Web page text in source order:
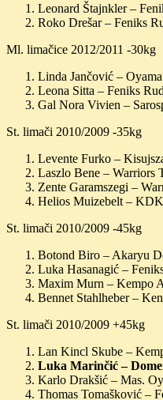
Leonard Štajnkler –
Roko Drešar – Feniks
Ml. limačice 2012/2011 -30kg
Linda Jančović –
Leona Sitta – Feniks
Gal Nora Vivien –
St. limači 2010/2009 -35kg
Levente Furko –
Laszlo Bene – Warriors
Zente Garamszegi –
Helios Muizebelt –
St. limači 2010/2009 -45kg
Botond Biro – Akaryu
Luka Hasanagić –
Maxim Murn – Kempo
Bennet Stahlheber –
St. limači 2010/2009 +45kg
Lan Kincl Skube –
Luka Marinčić –
Karlo Drakšić – Mas.
Thomas Tomašković –